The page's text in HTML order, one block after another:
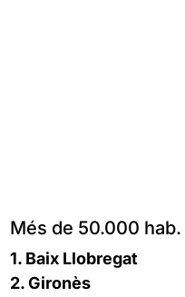
Més de 50.000 hab.
1. Baix Llobregat
2. Gironès